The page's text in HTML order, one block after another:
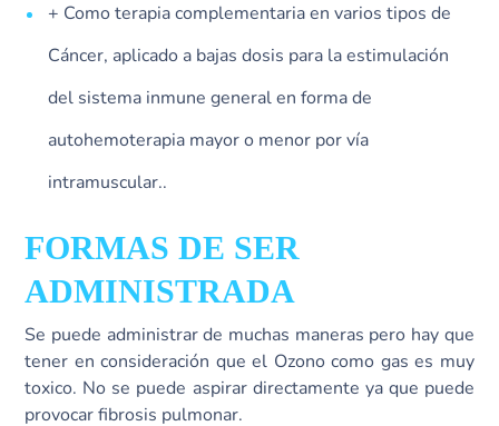
+ Como terapia complementaria en varios tipos de
Cáncer, aplicado a bajas dosis para la estimulación
del sistema inmune general en forma de
autohemoterapia mayor o menor por vía
intramuscular..
FORMAS DE SER
ADMINISTRADA
Se puede administrar de muchas maneras pero hay que
tener en consideración que el Ozono como gas es muy
toxico. No se puede aspirar directamente ya que puede
provocar fibrosis pulmonar.